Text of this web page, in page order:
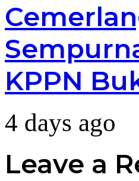
KPPN
4 days ago
Leave a